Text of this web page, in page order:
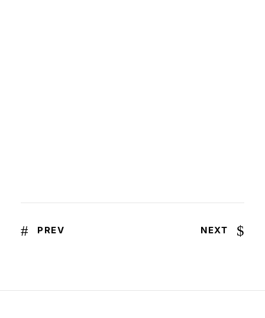
PREV NEXT